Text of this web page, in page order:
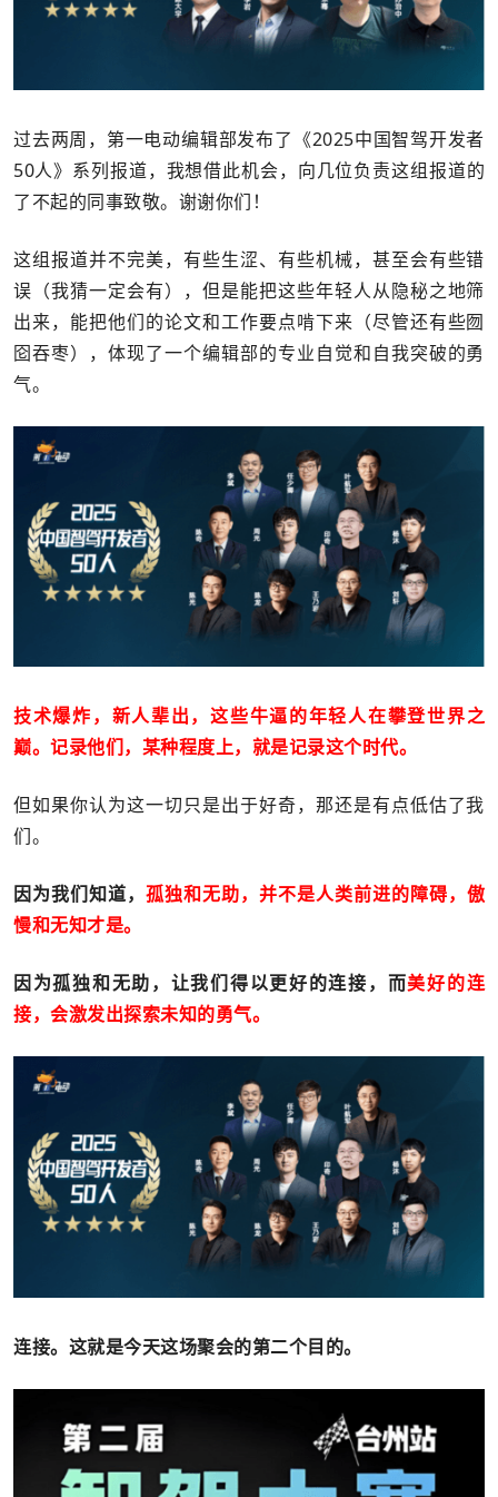
过去两周，第一电动编辑部发布了《2025中国智驾开发者
50人》系列报道，我想借此机会，向几位负责这组报道的
了不起的同事致敬。谢谢你们！
这组报道并不完美，有些生涩、有些机械，甚至会有些错
误（我猜一定会有），但是能把这些年轻人从隐秘之地筛
出来，能把他们的论文和工作要点啃下来（尽管还有些囫
囵吞枣），体现了一个编辑部的专业自觉和自我突破的勇
气。
技术爆炸，新人辈出，这些牛逼的年轻人在攀登世界之
巅。记录他们，某种程度上，就是记录这个时代。
但如果你认为这一切只是出于好奇，那还是有点低估了我
们。
因为我们知道， 孤独和无助，并不是人类前进的障碍，傲
慢和无知才是。
因为孤独和无助，让我们得以更好的连接，而美好的连
接，会激发出探索未知的勇气。
连接。这就是今天这场聚会的第二个目的。